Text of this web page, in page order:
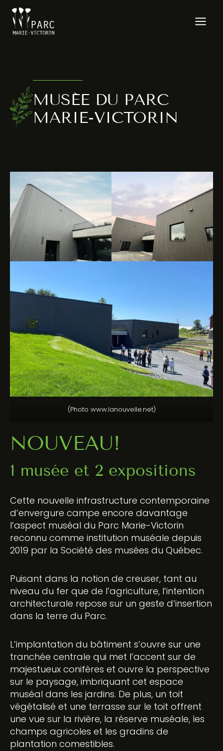
Aller
contenu
MUSÉE DU PARC
MARIE-VICTORIN
(Photo www.lanouvelle.net)
NOUVEAU!
1 musée et 2 expositions
Cette nouvelle infrastructure contemporaine
d’envergure campe encore davantage
l’aspect muséal du Parc Marie-Victorin
reconnu comme institution muséale depuis
2019 par la Société des musées du Québec.
Puisant dans la notion de creuser, tant au
niveau du fer que de l’agriculture, l’intention
architecturale repose sur un geste d’insertion
dans la terre du Parc.
L’implantation du bâtiment s’ouvre sur une
tranchée centrale qui met l’accent sur de
majestueux conifères et ouvre la perspective
sur le paysage, imbriquant cet espace
muséal dans les jardins. De plus, un toit
végétalisé et une terrasse sur le toit offrent
une vue sur la rivière, la réserve muséale, les
champs agricoles et les gradins de
plantation comestibles.